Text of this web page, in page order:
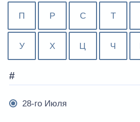
П Р С Т
У Х Ц Ч
#
28-го Июля